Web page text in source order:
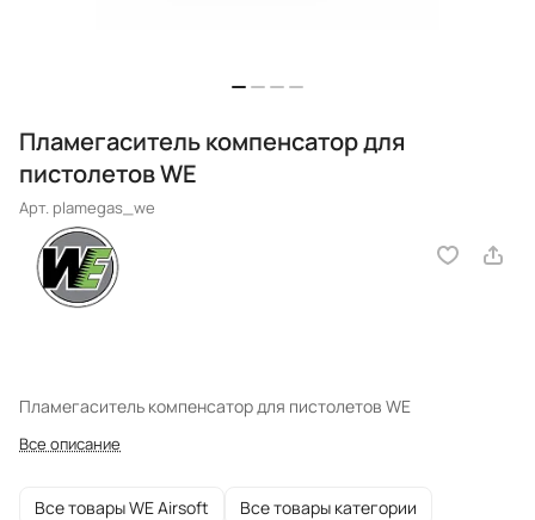
Пламегаситель компенсатор для
пистолетов WE
Арт. plamegas_we
Пламегаситель компенсатор для пистолетов WE
Все описание
Все товары WE Airsoft Все товары категории